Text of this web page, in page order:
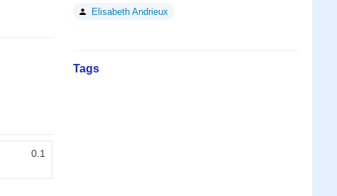
0.1
Elisabeth Andrieux
Tags